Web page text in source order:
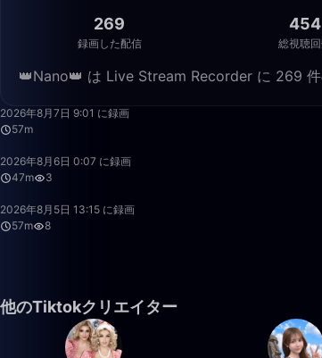
269
録画した配信
454
総視聴
👑Nano👑 は Live Stream Recorder に 269
2026年8月7日 9:01 に録画
57m
2026年8月6日 0:07 に録画
47m
3
2026年8月5日 13:15 に録画
57m
8
他のTiktokクリエイター